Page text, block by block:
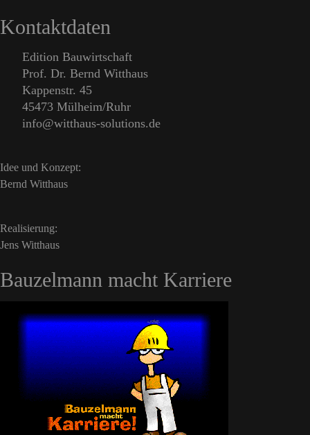
Kontaktdaten
Edition Bauwirtschaft
Prof. Dr. Bernd Witthaus
Kappenstr. 45
45473 Mülheim/Ruhr
info@witthaus-solutions.de
Idee und Konzept:
Bernd Witthaus
Realisierung:
Jens Witthaus
Bauzelmann macht Karriere